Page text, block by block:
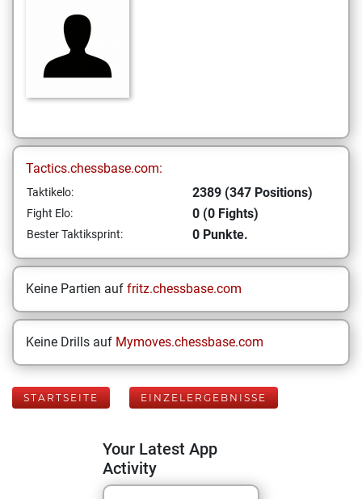
Tactics.chessbase.com:
Taktikelo: 2389 (347 Positions)
Fight Elo: 0 (0 Fights)
Bester Taktiksprint: 0 Punkte.
Keine Partien auf fritz.chessbase.com
Keine Drills auf Mymoves.chessbase.com
STARTSEITE EINZELERGEBNISSE
Your Latest App
Activity